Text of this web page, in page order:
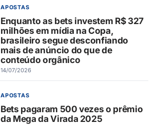
APOSTAS
Enquanto as bets investem R$ 327
milhões em mídia na Copa,
brasileiro segue desconfiando
mais de anúncio do que de
conteúdo orgânico
14/07/2026
APOSTAS
Bets pagaram 500 vezes o prêmio
da Mega da Virada 2025